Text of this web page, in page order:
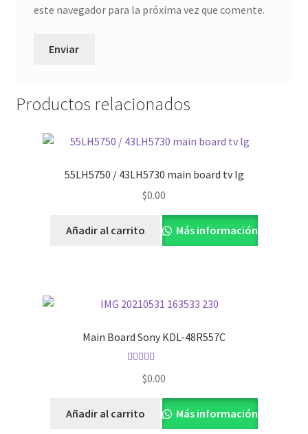
este navegador para la próxima vez que comente.
Productos relacionados
55LH5750 / 43LH5730 main board tv lg
$0.00
Añadir al carrito Más información
Main Board Sony KDL-48R557C
5.00
$0.00
Añadir al carrito Más información